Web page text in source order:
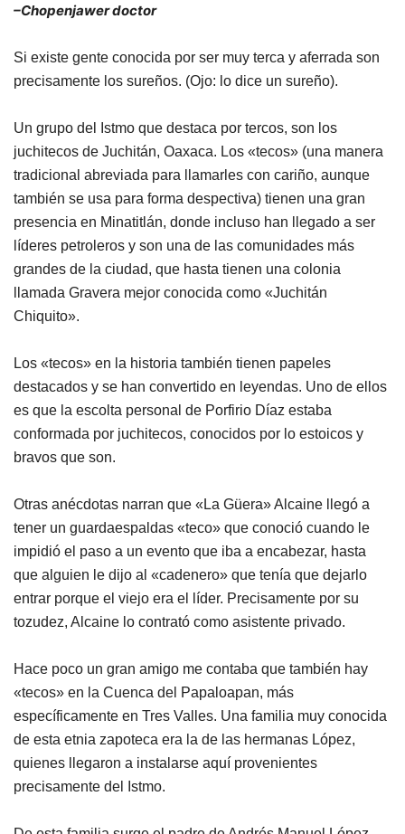
–Chopenjawer doctor
Si existe gente conocida por ser muy terca y aferrada son
precisamente los sureños. (Ojo: lo dice un sureño).
Un grupo del Istmo que destaca por tercos, son los
juchitecos de Juchitán, Oaxaca. Los «tecos» (una manera
tradicional abreviada para llamarles con cariño, aunque
también se usa para forma despectiva) tienen una gran
presencia en Minatitlán, donde incluso han llegado a ser
líderes petroleros y son una de las comunidades más
grandes de la ciudad, que hasta tienen una colonia
llamada Gravera mejor conocida como «Juchitán
Chiquito».
Los «tecos» en la historia también tienen papeles
destacados y se han convertido en leyendas. Uno de ellos
es que la escolta personal de Porfirio Díaz estaba
conformada por juchitecos, conocidos por lo estoicos y
bravos que son.
Otras anécdotas narran que «La Güera» Alcaine llegó a
tener un guardaespaldas «teco» que conoció cuando le
impidió el paso a un evento que iba a encabezar, hasta
que alguien le dijo al «cadenero» que tenía que dejarlo
entrar porque el viejo era el líder. Precisamente por su
tozudez, Alcaine lo contrató como asistente privado.
Hace poco un gran amigo me contaba que también hay
«tecos» en la Cuenca del Papaloapan, más
específicamente en Tres Valles. Una familia muy conocida
de esta etnia zapoteca era la de las hermanas López,
quienes llegaron a instalarse aquí provenientes
precisamente del Istmo.